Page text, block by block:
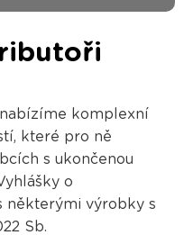
komplexní
které pro ně
s ukončenou
o
některými výrobky s
Sb.